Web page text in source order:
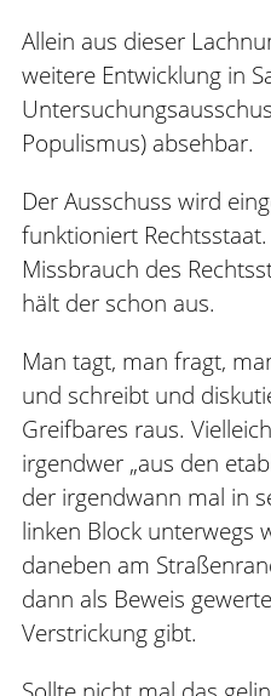
Allein aus dieser
weitere Entwicklung in
Populismus) absehbar.
Der Ausschuss wird
funktioniert
Missbrauch des
hält der schon aus.
Man tagt, man fragt,
und schreibt und
Greifbares raus.
irgendwer „aus den
der irgendwann mal in
linken Block unterwegs
daneben am
dann als Beweis
Verstrickung gibt.